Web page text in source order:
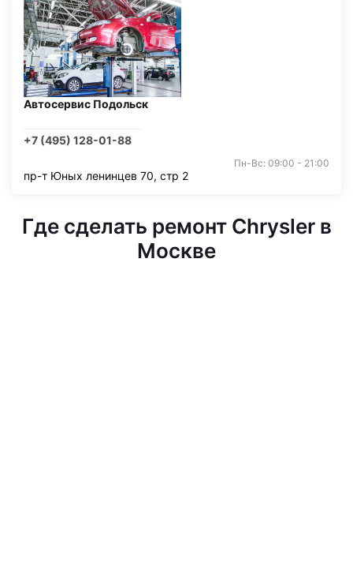
Автосервис Подольск
+7 (495) 128-01-88
Пн-Вс: 09:00 - 21:00
пр-т Юных ленинцев 70, стр 2
Где сделать ремонт Chrysler в
Москве